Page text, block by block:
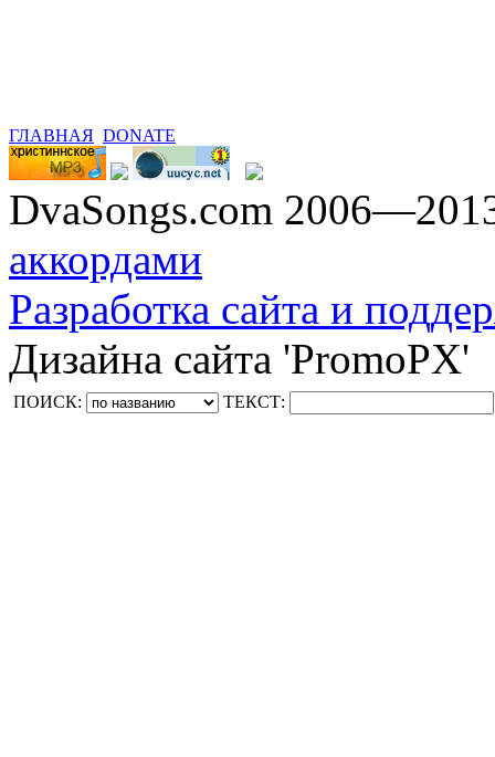
ГЛАВНАЯ DONATE
DvaSongs.com
аккордами
Разработка сайта и
Дизайна сайта 'PromoPX'
ПОИСК: ТЕКСТ: